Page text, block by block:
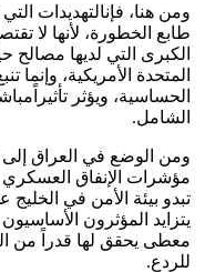
ومن هنا، فإنالتهديدات
طابع الخطورة، لأنها لا
الكبرى التي لديها مصالح
المتحدة الأمريكية،
الحساسية، ويؤثر
الشامل.
ومن الوضع في العراق إلى
مؤشرات الإنفاق العسكري
تبدو بيئة الأمن في
يتزايد المؤثرون
معطى يحقق لها قدراً من
للردع.